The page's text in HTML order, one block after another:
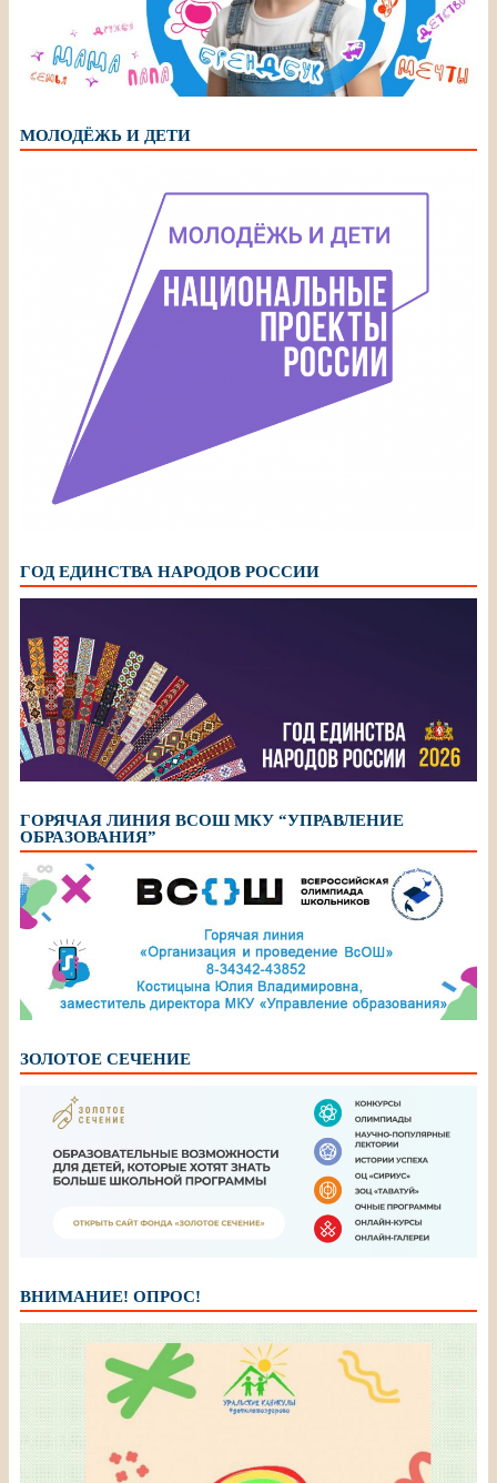
МОЛОДЁЖЬ И ДЕТИ
ГОД ЕДИНСТВА НАРОДОВ РОССИИ
ГОРЯЧАЯ ЛИНИЯ ВСОШ МКУ “УПРАВЛЕНИЕ
ОБРАЗОВАНИЯ”
ЗОЛОТОЕ СЕЧЕНИЕ
ВНИМАНИЕ! ОПРОС!